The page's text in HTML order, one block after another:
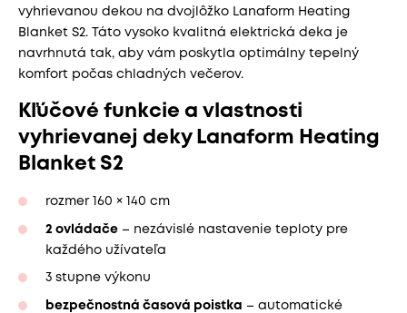
vyhrievanou dekou na dvojlôžko Lanaform Heating
Blanket S2. Táto vysoko kvalitná elektrická deka je
navrhnutá tak, aby vám poskytla optimálny tepelný
komfort počas chladných večerov.
Kľúčové funkcie a vlastnosti
vyhrievanej deky Lanaform Heating
Blanket S2
rozmer 160 × 140 cm
2 ovládače – nezávislé nastavenie teploty pre
každého užívateľa
3 stupne výkonu
bezpečnostná časová poistka – automatické